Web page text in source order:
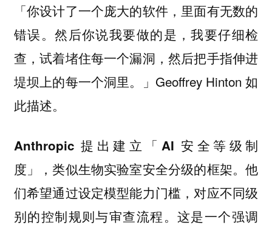
「你设计了一个庞大的软件，里面有无数的
错误。然后你说我要做的是，我要仔细检
查，试着堵住每一个漏洞，然后把手指伸进
堤坝上的每一个洞里。」Geoffrey Hinton 如
此描述。
Anthropic 提出建立「AI 安全等级制
度」，类似生物实验室安全分级的框架。他
们希望通过设定模型能力门槛，对应不同级
别的控制规则与审查流程。这是一个强调